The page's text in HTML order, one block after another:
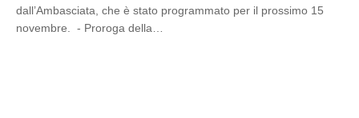
dall’Ambasciata, che è stato programmato per il prossimo 15
novembre. - Proroga della…